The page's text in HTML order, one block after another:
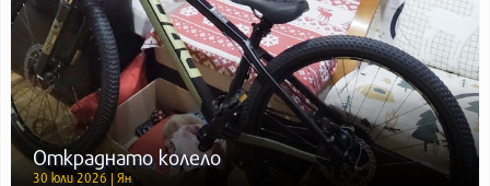
Откраднато колело
30 юли 2026 | Ян